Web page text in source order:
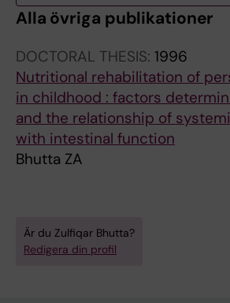
Alla övriga publikationer
DOCTORAL THESIS: 1996
Nutritional rehabilitation of
in childhood : factors
and the relationship of
with intestinal function
Bhutta ZA
Är du Zulfiqar Bhutta?
Redigera din profil